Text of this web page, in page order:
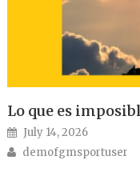
Lo que es
Posted on
July 14, 2026
Author
demofgmsportuser